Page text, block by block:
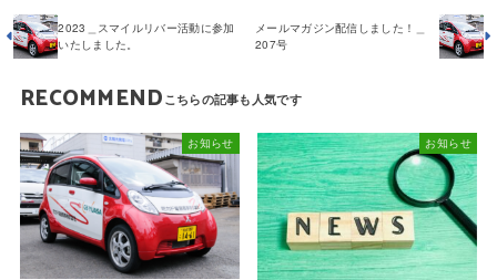
メールマガジン配信しました！＿
207号
2023＿スマイルリバー活動に参加
いたしました。
RECOMMEND
お知らせ お知らせ